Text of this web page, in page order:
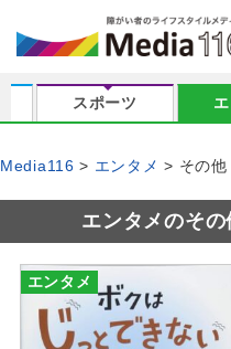
スポーツ
Media116 エンタメ その他
エンタメのそ
エンタメ